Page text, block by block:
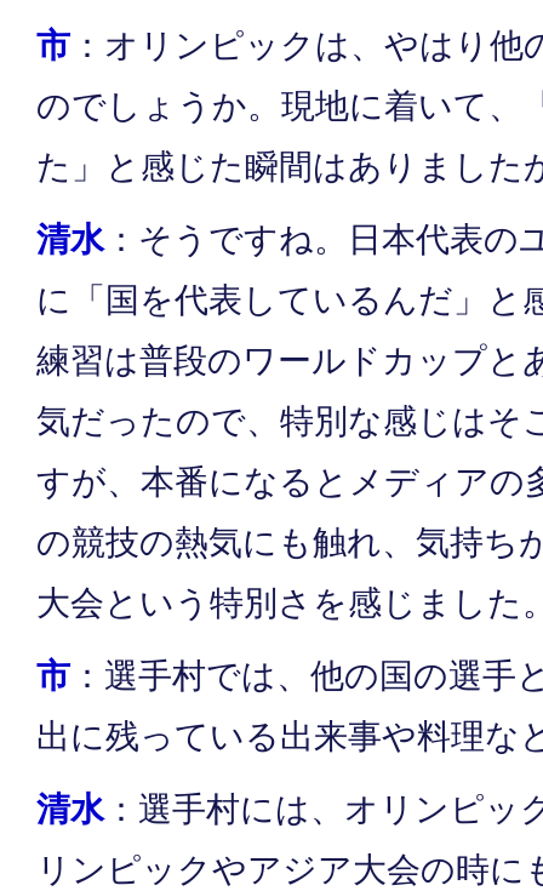
市 ：オリンピックは、やはり
のでしょうか。現地に着いて、
た」と感じた瞬間はありました
清水：そうですね。日本代表の
に「国を代表しているんだ」と
練習は普段のワールドカップと
気だったので、特別な感じはそ
すが、本番になるとメディアの
の競技の熱気にも触れ、気持ち
大会という特別さを感じました
市 ：選手村では、他の国の選手
出に残っている出来事や料理な
清水：選手村には、オリンピッ
リンピックやアジア大会の時に